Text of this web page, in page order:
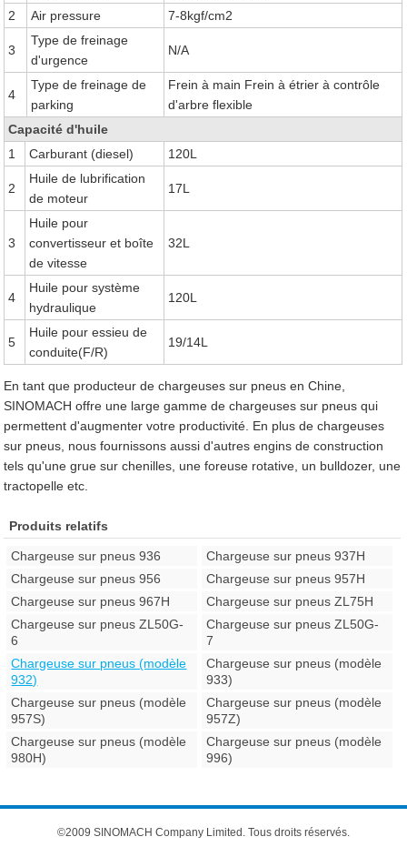
2
Air pressure 7-8kgf/cm2
3
Type de freinage
d'urgence
N/A
4
Type de freinage de
parking
Frein à main Frein à étrier à contrôle
d'arbre flexible
Capacité d'huile
1
Carburant (diesel) 120L
2
Huile de lubrification
de moteur
17L
3
Huile pour
convertisseur et boîte
de vitesse
32L
4
Huile pour système
hydraulique
120L
5
Huile pour essieu de
conduite(F/R)
19/14L
En tant que producteur de chargeuses sur pneus en Chine,
SINOMACH offre une large gamme de chargeuses sur pneus qui
permettent d'augmenter votre productivité. En plus de chargeuses
sur pneus, nous fournissons aussi d'autres engins de construction
tels qu'une grue sur chenilles, une foreuse rotative, un bulldozer, une
tractopelle etc.
Produits relatifs
Chargeuse sur pneus 936
Chargeuse sur pneus 937H
Chargeuse sur pneus 956
Chargeuse sur pneus 957H
Chargeuse sur pneus 967H
Chargeuse sur pneus ZL75H
Chargeuse sur pneus ZL50G-
6
Chargeuse sur pneus ZL50G-
7
Chargeuse sur pneus (modèle
932)
Chargeuse sur pneus (modèle
933)
Chargeuse sur pneus (modèle
957S)
Chargeuse sur pneus (modèle
957Z)
Chargeuse sur pneus (modèle
980H)
Chargeuse sur pneus (modèle
996)
©2009 SINOMACH Company Limited. Tous droits réservés.